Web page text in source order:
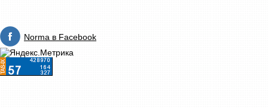
Norma в Facebook